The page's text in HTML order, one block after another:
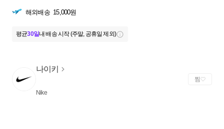
해외배송 15,000원
평균30일내 배송 시작 (주말, 공휴일 제외)
나이키
Nike
찜